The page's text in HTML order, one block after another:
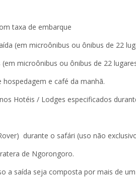
taxa de embarque
(em microônibus ou ônibus de 22
microônibus ou ônibus de 22
e café da manhã.
Hotéis / Lodges especificados
durante o safári (uso não
de Ngorongoro.
a saída seja composta por mais de